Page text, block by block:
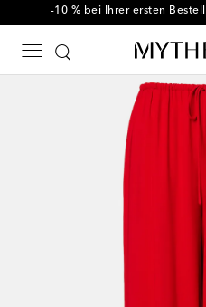
-10 % bei Ihrer ersten